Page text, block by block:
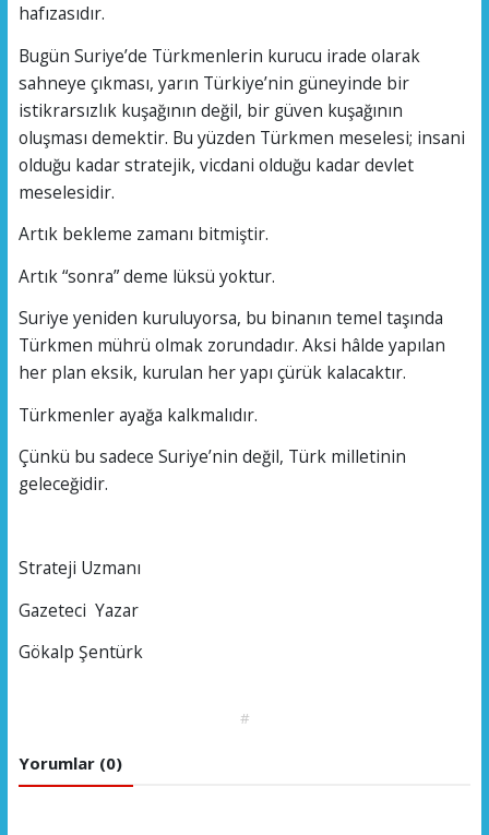
hafızasıdır.
Bugün Suriye’de Türkmenlerin kurucu irade olarak
sahneye çıkması, yarın Türkiye’nin güneyinde bir
istikrarsızlık kuşağının değil, bir güven kuşağının
oluşması demektir. Bu yüzden Türkmen meselesi; insani
olduğu kadar stratejik, vicdani olduğu kadar devlet
meselesidir.
Artık bekleme zamanı bitmiştir.
Artık “sonra” deme lüksü yoktur.
Suriye yeniden kuruluyorsa, bu binanın temel taşında
Türkmen mührü olmak zorundadır. Aksi hâlde yapılan
her plan eksik, kurulan her yapı çürük kalacaktır.
Türkmenler ayağa kalkmalıdır.
Çünkü bu sadece Suriye’nin değil, Türk milletinin
geleceğidir.
Strateji Uzmanı
Gazeteci Yazar
Gökalp Şentürk
#
Yorumlar (0)